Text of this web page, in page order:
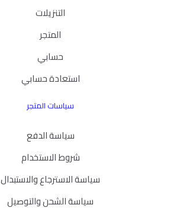
التنزيلات
المتجر
حسابي
استعادة حسابي
سياسات المتجر
سياسة الدفع
شروط الاستخدام
سياسة الاسترجاع والاستبدال
سياسة الشحن والتوصيل